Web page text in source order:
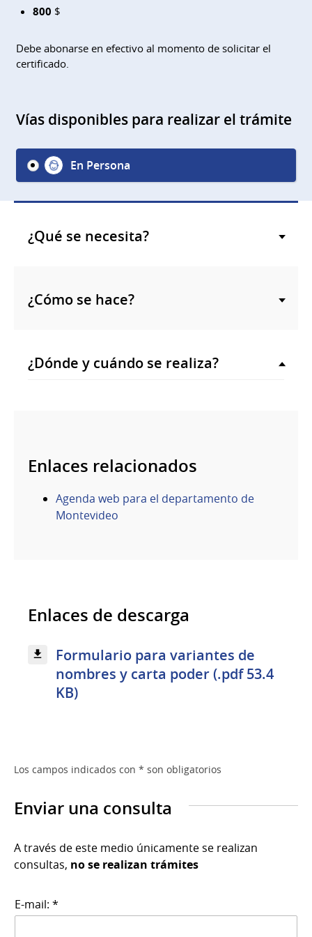
800 $
Debe abonarse en efectivo al momento de solicitar el
certificado.
Vías disponibles para realizar el trámite
En Persona
¿Qué se necesita?
¿Cómo se hace?
¿Dónde y cuándo se realiza?
Enlaces relacionados
Agenda web para el departamento de
Montevideo
Enlaces de descarga
Formulario para variantes de
nombres y carta poder (.pdf 53.4
KB)
Los campos indicados con * son obligatorios
Enviar una consulta
A través de este medio únicamente se realizan
consultas, no se realizan trámites
E-mail: *